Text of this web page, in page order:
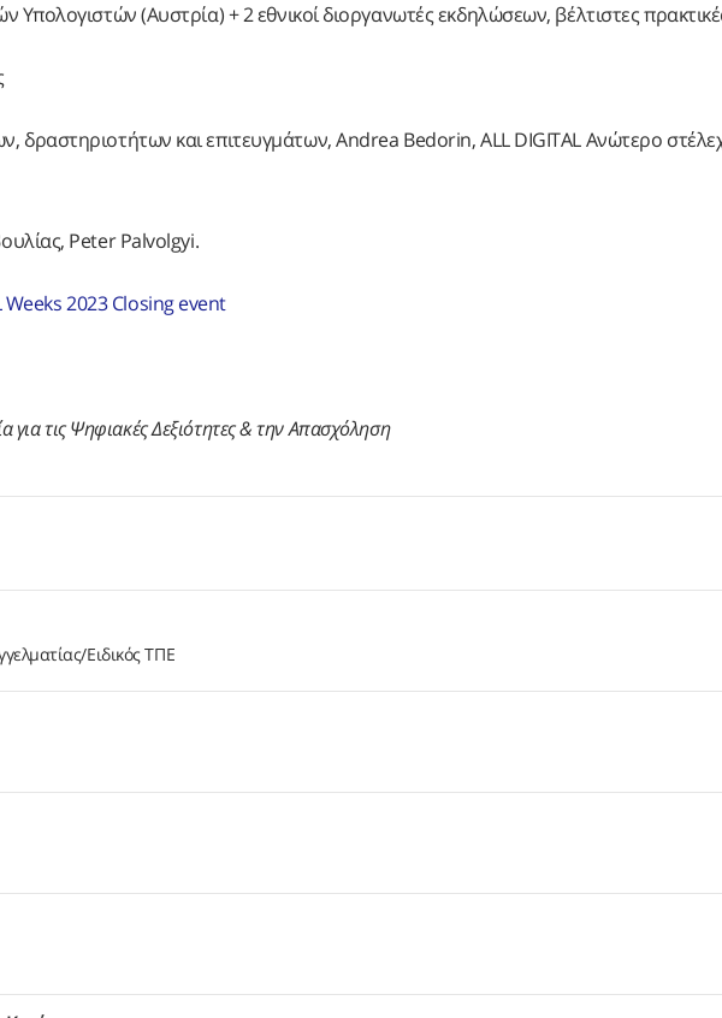
Υπολογιστών (Αυστρία) + 2 εθνικοί διοργανωτές εκδηλώσεων, βέλτιστες
δραστηριοτήτων και επιτευγμάτων, Andrea Bedorin, ALL DIGITAL Ανώτερο
Peter Palvolgyi.
Weeks 2023 Closing event
για τις Ψηφιακές Δεξιότητες & την Απασχόληση
Ειδικός ΤΠΕ